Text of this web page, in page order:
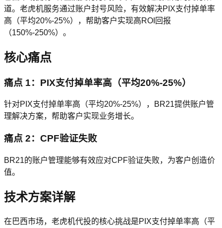
道。老虎机服务通过账户封号风险，有效解决PIX支付掉单率
高（平均20%-25%），帮助客户实现高ROI回报
（150%-250%）。
核心痛点
痛点 1：PIX支付掉单率高（平均20%-25%）
针对PIX支付掉单率高（平均20%-25%），BR21提供账户管
理解决方案，帮助客户实现业务增长。
痛点 2：CPF验证失败
BR21的账户管理能够有效应对CPF验证失败，为客户创造价
值。
技术方案详解
在巴西市场，老虎机代投的核心挑战是PIX支付掉单率高（平